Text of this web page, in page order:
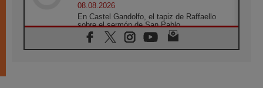
08.08.2026
En Castel Gandolfo, el tapiz de Raffaello
sobre el sermón de San Pablo
08.08.2026
En Colombia, «la paz no se compra con una